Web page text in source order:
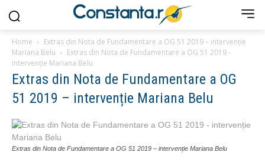
Home
Extras din Nota de Fundamentare a OG 51 2019 – intervenție
Mariana Belu
Extras din Nota de Fundamentare a OG 51 2019 -
intervenție Mariana Belu
Extras din Nota de Fundamentare a OG
51 2019 – intervenție Mariana Belu
Extras din Nota de Fundamentare a OG 51 2019 – intervenție Mariana Belu